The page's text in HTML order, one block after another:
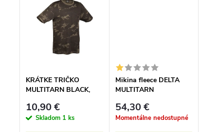
KRÁTKE TRIČKO
MULTITARN BLACK,
10,90 €
Skladom 1 ks
Mikina fleece DELTA
MULTITARN
54,30 €
Momentálne nedostupné